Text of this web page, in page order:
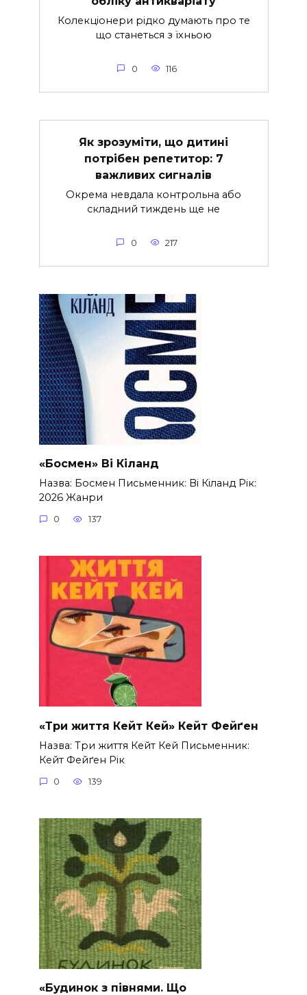
Колекціонери рідко думають про те
що станеться з їхньою
0 116
Як зрозуміти, що дитині
потрібен репетитор: 7
важливих сигналів
Окрема невдала контрольна або
складний тиждень ще не
0 217
«Босмен» Ві Кіланд
Назва: Босмен Письменник: Ві Кіланд Рік:
2026 Жанри
0 137
«Три життя Кейт Кей» Кейт Фейґен
Назва: Три життя Кейт Кей Письменник:
Кейт Фейґен Рік
0 139
«Будинок з півнями. Що